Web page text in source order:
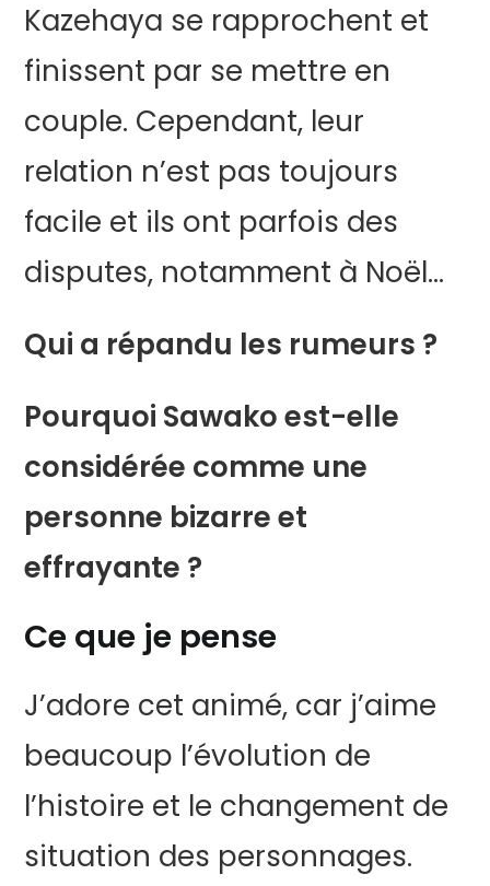
Kazehaya se rapprochent et
finissent par se mettre en
couple. Cependant, leur
relation n’est pas toujours
facile et ils ont parfois des
disputes, notamment à Noël…
Qui a répandu les rumeurs ?
Pourquoi Sawako est-elle
considérée comme une
personne bizarre et
effrayante ?
Ce que je pense
J’adore cet animé, car j’aime
beaucoup l’évolution de
l’histoire et le changement de
situation des personnages.